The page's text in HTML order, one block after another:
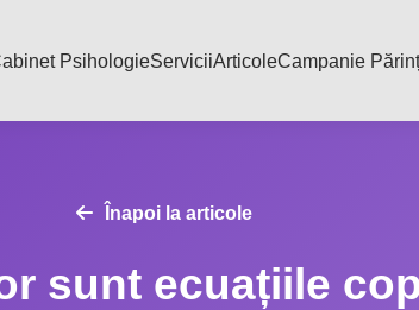
PsihologieServiciiArticoleCampanie
Înapoi la articole
sunt ecuațiile